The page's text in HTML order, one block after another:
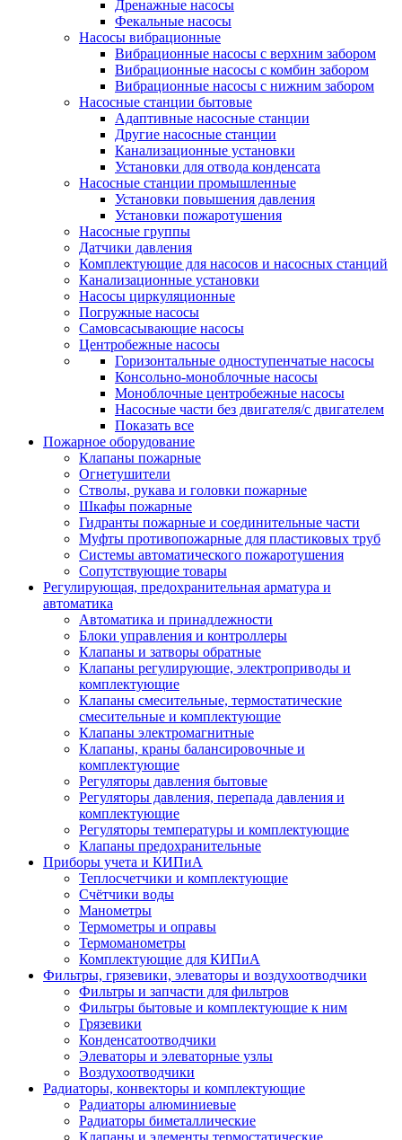
Дренажные насосы
Фекальные насосы
Насосы вибрационные
Вибрационные насосы с верхним забором
Вибрационные насосы с комбин забором
Вибрационные насосы с нижним забором
Насосные станции бытовые
Адаптивные насосные станции
Другие насосные станции
Канализационные установки
Установки для отвода конденсата
Насосные станции промышленные
Установки повышения давления
Установки пожаротушения
Насосные группы
Датчики давления
Комплектующие для насосов и насосных станций
Канализационные установки
Насосы циркуляционные
Погружные насосы
Самовсасывающие насосы
Центробежные насосы
Горизонтальные одноступенчатые насосы
Консольно-моноблочные насосы
Моноблочные центробежные насосы
Насосные части без двигателя/с двигателем
Показать все
Пожарное оборудование
Клапаны пожарные
Огнетушители
Стволы, рукава и головки пожарные
Шкафы пожарные
Гидранты пожарные и соединительные части
Муфты противопожарные для пластиковых труб
Системы автоматического пожаротушения
Сопутствующие товары
Регулирующая, предохранительная арматура и
автоматика
Автоматика и принадлежности
Блоки управления и контроллеры
Клапаны и затворы обратные
Клапаны регулирующие, электроприводы и
комплектующие
Клапаны смесительные, термостатические
смесительные и комплектующие
Клапаны электромагнитные
Клапаны, краны балансировочные и
комплектующие
Регуляторы давления бытовые
Регуляторы давления, перепада давления и
комплектующие
Регуляторы температуры и комплектующие
Клапаны предохранительные
Приборы учета и КИПиА
Теплосчетчики и комплектующие
Счётчики воды
Манометры
Термометры и оправы
Термоманометры
Комплектующие для КИПиА
Фильтры, грязевики, элеваторы и воздухоотводчики
Фильтры и запчасти для фильтров
Фильтры бытовые и комплектующие к ним
Грязевики
Конденсатоотводчики
Элеваторы и элеваторные узлы
Воздухоотводчики
Радиаторы, конвекторы и комплектующие
Радиаторы алюминиевые
Радиаторы биметаллические
Клапаны и элементы термостатические